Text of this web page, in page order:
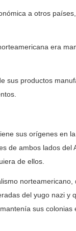
a otros
era
productos
sus orígenes en la
de ambos lados del
de ellos.
norteamericano,
del yugo nazi y
sus colonias